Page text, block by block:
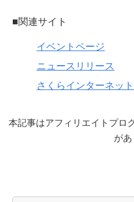
■関連サイト
イベントページ
ニュースリリース
さくらインターネット
本記事はアフィリエイトプロ
が